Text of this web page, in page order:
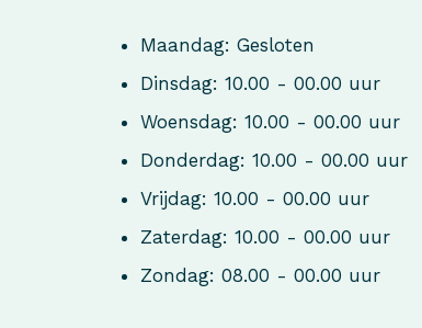
Maandag: Gesloten
Dinsdag: 10.00 - 00.00 uur
Woensdag: 10.00 - 00.00 uur
Donderdag: 10.00 - 00.00 uur
Vrijdag: 10.00 - 00.00 uur
Zaterdag: 10.00 - 00.00 uur
Zondag: 08.00 - 00.00 uur